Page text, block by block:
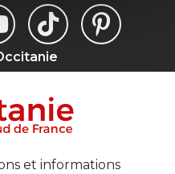
et informations